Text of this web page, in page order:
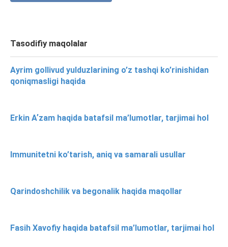
Tasodifiy maqolalar
Ayrim gollivud yulduzlarining o’z tashqi ko’rinishidan
qoniqmasligi haqida
Erkin Aʼzam haqida batafsil ma’lumotlar, tarjimai hol
Immunitetni ko’tarish, aniq va samarali usullar
Qarindoshchilik va begonalik haqida maqollar
Fasih Xavofiy haqida batafsil ma’lumotlar, tarjimai hol